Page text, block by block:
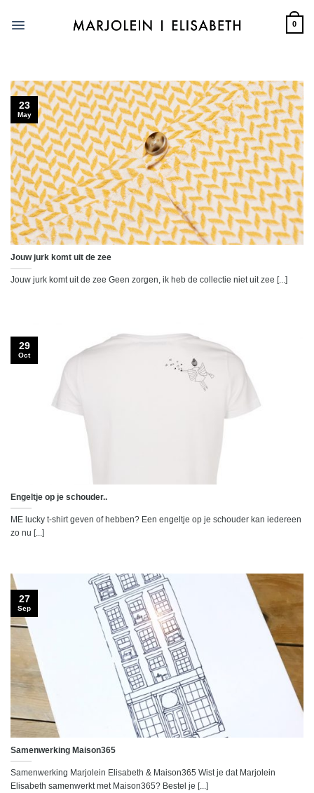
0
Jouw jurk komt uit de zee
Jouw jurk komt uit de zee Geen zorgen, ik heb de collectie niet uit zee [...]
23
May
Engeltje op je schouder..
ME lucky t-shirt geven of hebben? Een engeltje op je schouder kan iedereen
zo nu [...]
29
Oct
Samenwerking Maison365
Samenwerking Marjolein Elisabeth & Maison365 Wist je dat Marjolein
Elisabeth samenwerkt met Maison365? Bestel je [...]
27
Sep